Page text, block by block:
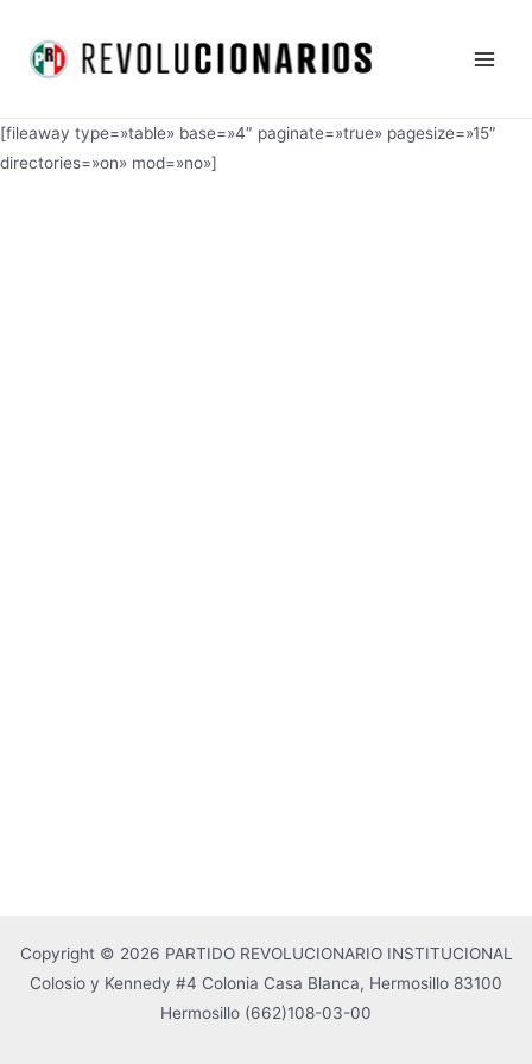
contenido
[fileaway type=»table» base=»4″ paginate=»true» pagesize=»15″
directories=»on» mod=»no»]
Copyright © 2026 PARTIDO REVOLUCIONARIO INSTITUCIONAL
Colosio y Kennedy #4 Colonia Casa Blanca, Hermosillo 83100
Hermosillo (662)108-03-00